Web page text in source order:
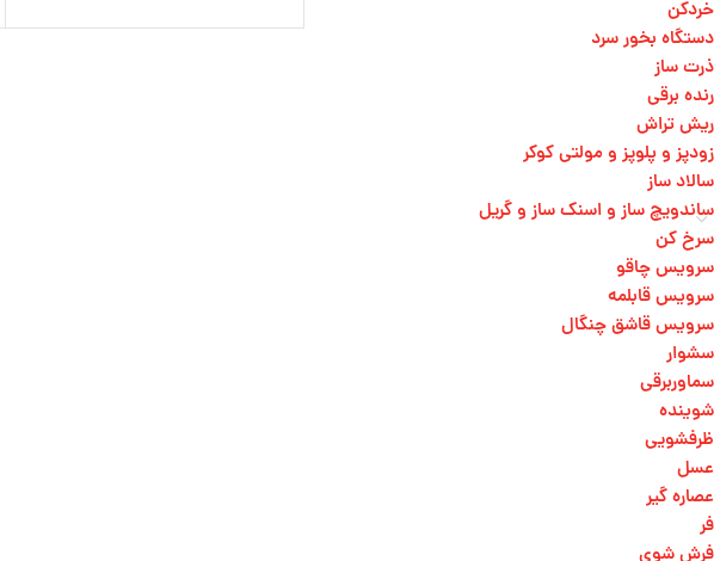
خردکن
دستگاه بخور سرد
ذرت ساز
رنده برقی
ریش تراش
زودپز و پلوپز و مولتی کوکر
سالاد ساز
ساندویچ ساز و اسنک ساز و گریل
سرخ کن
سرویس چاقو
سرویس قابلمه
سرویس قاشق چنگال
سشوار
سماوربرقی
شوینده
ظرفشویی
عسل
عصاره گیر
فر